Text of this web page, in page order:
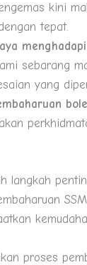
kini
tepat.
sebarang
yang
langkah
proses